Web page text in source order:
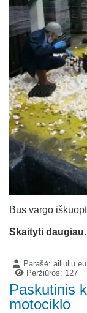
Bus vargo
Skaityti
Parašė:ailiuliu.eu
Peržiūros: 127
Paskutinis
motociklo